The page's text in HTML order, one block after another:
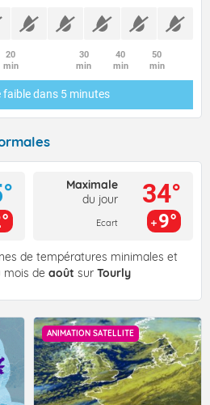
20
min
30
min
40
min
50
min
faibledans 5 minutes
Maximale
du jour
Ecart
34°
9°
de températures minimales et
mois de août sur Tourly
ANIMATION SATELLITE